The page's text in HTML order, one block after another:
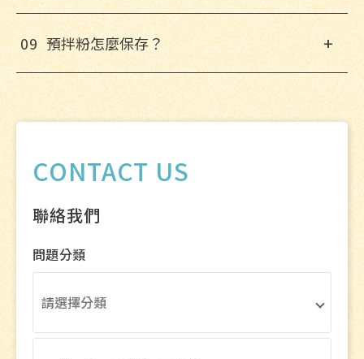
CONTACT US
聯絡我們
問題分類
09 預拌粉怎麼保存？ +